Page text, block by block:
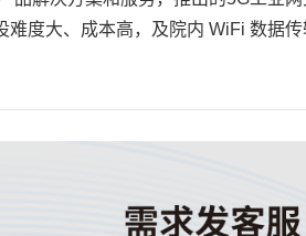
度大、成本高，及院内 WiFi 数据